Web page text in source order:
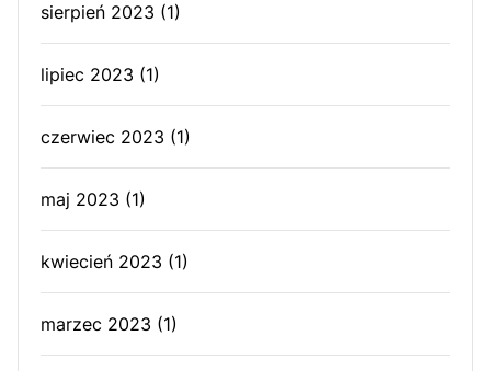
sierpień 2023 (1)
lipiec 2023 (1)
czerwiec 2023 (1)
maj 2023 (1)
kwiecień 2023 (1)
marzec 2023 (1)